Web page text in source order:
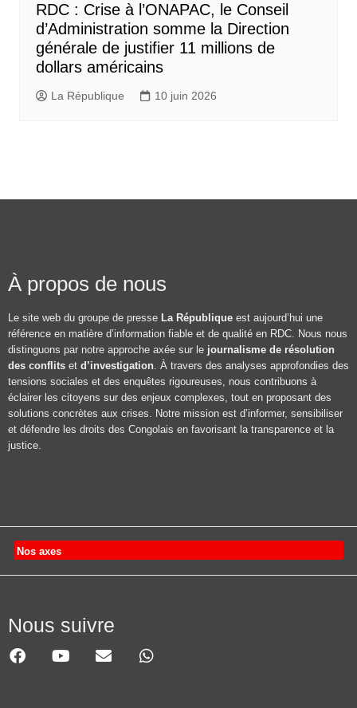
RDC : Crise à l’ONAPAC, le Conseil
d’Administration somme la Direction
générale de justifier 11 millions de
dollars américains
La République 10 juin 2026
À propos de nous
Le site web du groupe de presse La République est aujourd’hui une
référence en matière d’information fiable et de qualité en RDC. Nous nous
distinguons par notre approche axée sur le journalisme de résolution
des conflits et d’investigation . À travers des analyses approfondies des
tensions sociales et des enquêtes rigoureuses, nous contribuons à
éclairer les citoyens sur des enjeux complexes, tout en proposant des
solutions concrètes aux crises. Notre mission est d’informer, sensibiliser
et défendre les droits des Congolais en favorisant la transparence et la
justice.
Nos axes
Nous suivre